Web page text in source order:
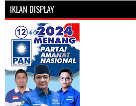
IKLAN DISPLAY